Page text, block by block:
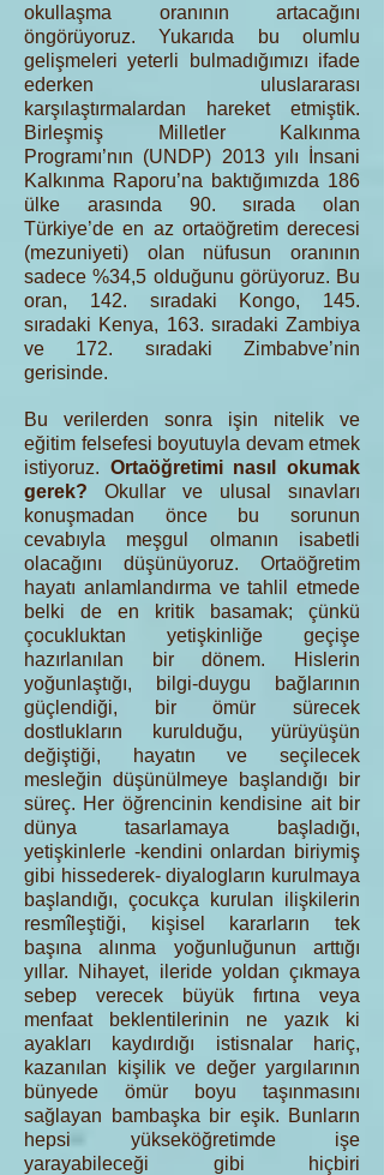
okullaşma oranının artacağını
öngörüyoruz. Yukarıda bu olumlu
gelişmeleri yeterli bulmadığımızı ifade
ederken uluslararası
karşılaştırmalardan hareket etmiştik.
Birleşmiş Milletler Kalkınma
Programı’nın (UNDP) 2013 yılı İnsani
Kalkınma Raporu’na baktığımızda 186
ülke arasında 90. sırada olan
Türkiye’de en az ortaöğretim derecesi
(mezuniyeti) olan nüfusun oranının
sadece %34,5 olduğunu görüyoruz. Bu
oran, 142. sıradaki Kongo, 145.
sıradaki Kenya, 163. sıradaki Zambiya
ve 172. sıradaki Zimbabve’nin
gerisinde.
Bu verilerden sonra işin nitelik ve
eğitim felsefesi boyutuyla devam etmek
istiyoruz. Ortaöğretimi nasıl okumak
gerek? Okullar ve ulusal sınavları
konuşmadan önce bu sorunun
cevabıyla meşgul olmanın isabetli
olacağını düşünüyoruz. Ortaöğretim
hayatı anlamlandırma ve tahlil etmede
belki de en kritik basamak; çünkü
çocukluktan yetişkinliğe geçişe
hazırlanılan bir dönem. Hislerin
yoğunlaştığı, bilgi-duygu bağlarının
güçlendiği, bir ömür sürecek
dostlukların kurulduğu, yürüyüşün
değiştiği, hayatın ve seçilecek
mesleğin düşünülmeye başlandığı bir
süreç. Her öğrencinin kendisine ait bir
dünya tasarlamaya başladığı,
yetişkinlerle -kendini onlardan biriymiş
gibi hissederek- diyalogların kurulmaya
başlandığı, çocukça kurulan ilişkilerin
resmîleştiği, kişisel kararların tek
başına alınma yoğunluğunun arttığı
yıllar. Nihayet, ileride yoldan çıkmaya
sebep verecek büyük fırtına veya
menfaat beklentilerinin ne yazık ki
ayakları kaydırdığı istisnalar hariç,
kazanılan kişilik ve değer yargılarının
bünyede ömür boyu taşınmasını
sağlayan bambaşka bir eşik. Bunların
hepsi yükseköğretimde işe
yarayabileceği gibi hiçbiri